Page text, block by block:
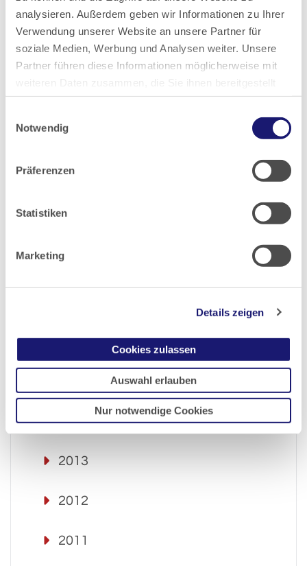
analysieren. Außerdem geben wir Informationen zu Ihrer
Verwendung unserer Website an unsere Partner für
soziale Medien, Werbung und Analysen weiter. Unsere
Partner führen diese Informationen möglicherweise mit
haben oder die sie im Rahmen Ihrer Nutzung der Dienste
Notwendig
Präferenzen
Statistiken
Marketing
Details zeigen
Cookies zulassen
Auswahl erlauben
Nur notwendige Cookies
2023
2018
2016
2014
2013
2012
2011